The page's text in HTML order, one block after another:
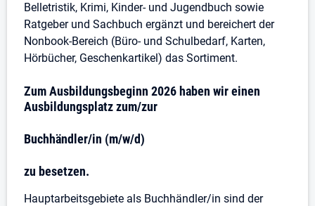
Belletristik, Krimi, Kinder- und Jugendbuch sowie
Ratgeber und Sachbuch ergänzt und bereichert der
Nonbook-Bereich (Büro- und Schulbedarf, Karten,
Hörbücher, Geschenkartikel) das Sortiment.
Zum Ausbildungsbeginn 2026 haben wir einen
Ausbildungsplatz zum/zur
Buchhändler/in (m/w/d)
zu besetzen.
Hauptarbeitsgebiete als Buchhändler/in sind der